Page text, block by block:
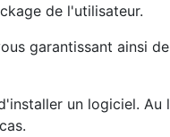
de l'utilisateur.
garantissant ainsi de
un logiciel. Au